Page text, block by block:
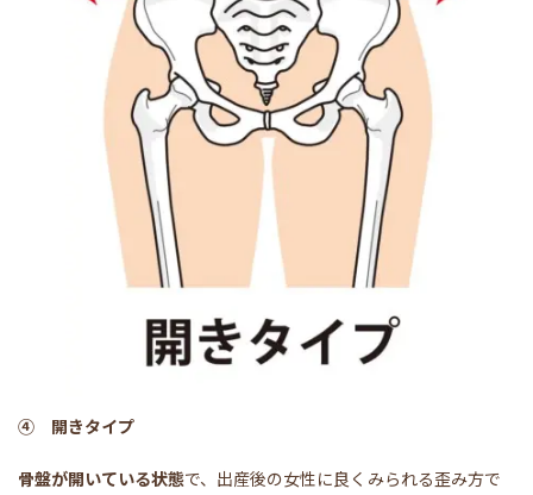
④ 開きタイプ
骨盤が開いている状態で、出産後の女性に良くみられる歪み方で